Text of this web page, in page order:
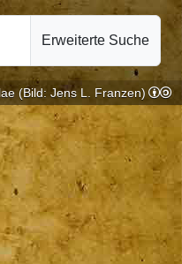
Erweiterte Suche
(Bild: Jens L. Franzen)